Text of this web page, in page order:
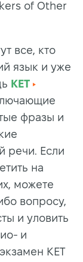
of Other
все, кто
язык и уже
KET
фразы и
речи. Если
на
можете
вопросу,
и уловить
и
KET